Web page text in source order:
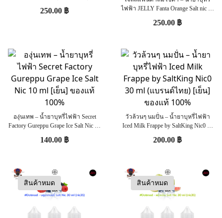
เย็น] ของแท้
250.00 ฿
ไฟฟ้า JELLY Fanta Orange Salt nic 30
ml (แบรนด์ไทย) [เย็น] ของแท้
250.00 ฿
องุ่นเทพ – น้ำยาบุหรี่ไฟฟ้า Secret
Factory Gureppu Grape Ice Salt Nic 10
ml [เย็น] ของแท้ 100%
140.00 ฿
วัวล้วนๆ นมปั่น – น้ำยาบุหรี่ไฟฟ้า
Iced Milk Frappe by SaltKing Nic0 30
ml (แบรนด์ไทย) [เย็น] ของแท้ 100%
200.00 ฿
สินค้าหมด สินค้าหมด